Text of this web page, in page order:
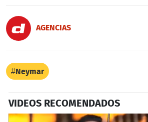
AGENCIAS
Neymar
VIDEOS RECOMENDADOS